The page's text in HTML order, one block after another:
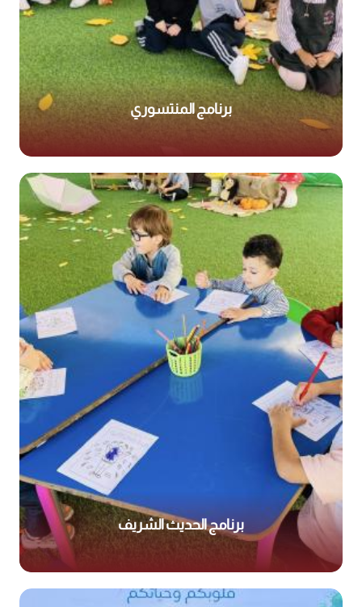
برنامج المنتسوري
برنامج الحديث الشريف